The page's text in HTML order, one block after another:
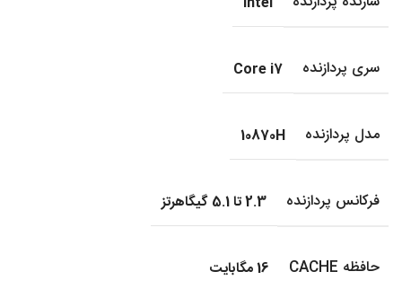
سری پردازنده Core i7
مدل پردازنده 10870H
فرکانس پردازنده 2.3 تا 5.1 گیگاهرتز
حافظه CACHE 16 مگابایت